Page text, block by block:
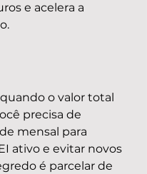
e acelera a
o valor total
precisa de
mensal para
ativo e evitar novos
é parcelar de